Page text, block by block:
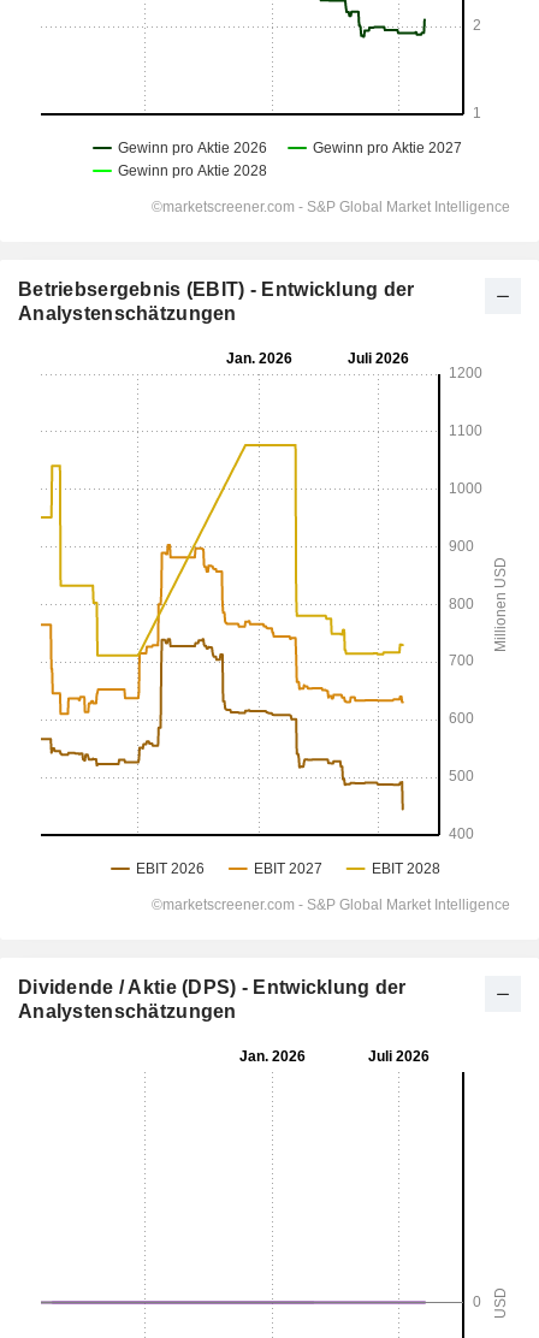
Betriebsergebnis (EBIT) - Entwicklung der
Analystenschätzungen
Dividende / Aktie (DPS) - Entwicklung der
Analystenschätzungen